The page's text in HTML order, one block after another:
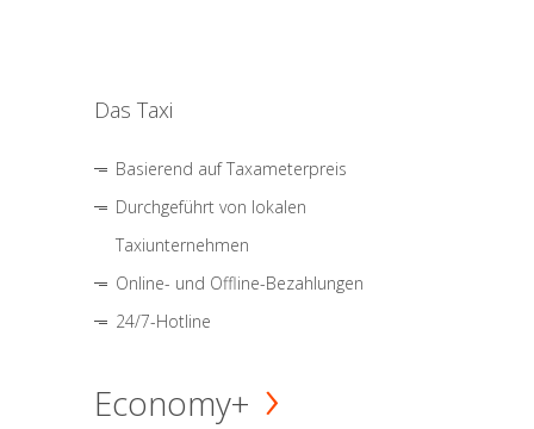
Das Taxi
Basierend auf Taxameterpreis
Durchgeführt von lokalen
Taxiunternehmen
Online- und Offline-Bezahlungen
24/7-Hotline
Economy+